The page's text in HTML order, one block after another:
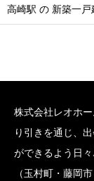
高崎駅 の 新築一戸
株式会社レオホ
り引きを通じ、
ができるよう日
（玉村町・藤岡